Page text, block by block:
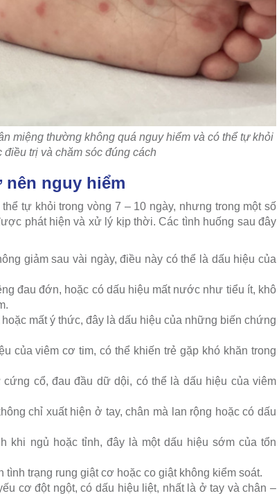
miệng thường không quá nguy hiểm và có thể tự khỏi
trị và chăm sóc đúng cách
nên nguy hiểm
tự khỏi trong vòng 7 – 10 ngày, nhưng trong một số
phát hiện và xử lý kịp thời. Các tình huống sau đây
giảm sau vài ngày, điều này có thể là dấu hiệu của
đau đớn, hoặc có dấu hiệu mất nước như tiểu ít, khô
mất ý thức, đây là dấu hiệu của những biến chứng
của viêm cơ tim, có thể khiến trẻ gặp khó khăn trong
cổ, đau đầu dữ dội, có thể là dấu hiệu của viêm
chỉ xuất hiện ở tay, chân mà lan rộng hoặc có dấu
khi ngủ hoặc tỉnh, đây là một dấu hiệu sớm của tổn
trạng rung giật cơ hoặc co giật không kiểm soát.
cơ đột ngột, có dấu hiệu liệt, nhất là ở tay và chân –